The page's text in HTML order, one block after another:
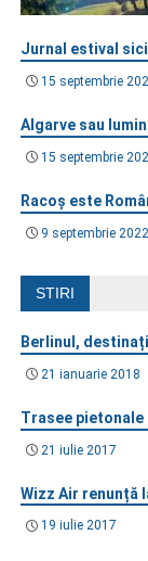
Jurnal estival
15 septembrie
Algarve sau
15 septembrie
Racoș este
9 septembrie 2022
STIRI
Berlinul,
21 ianuarie 2018
Trasee pietonale
21 iulie 2017
Wizz Air renunță
19 iulie 2017